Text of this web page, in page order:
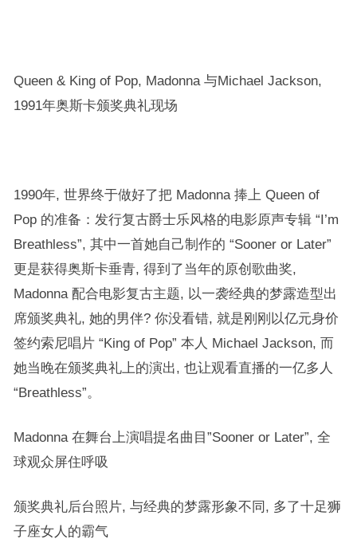
Queen & King of Pop, Madonna 与Michael Jackson,
1991年奥斯卡颁奖典礼现场
1990年, 世界终于做好了把 Madonna 捧上 Queen of
Pop 的准备： 发行复古爵士乐风格的电影原声专辑 “I’m
Breathless”, 其中一首她自己制作的 “Sooner or Later”
更是获得奥斯卡垂青, 得到了当年的原创歌曲奖,
Madonna 配合电影复古主题, 以一袭经典的梦露造型出
席颁奖典礼, 她的男伴? 你没看错, 就是刚刚以亿元身价
签约索尼唱片 “King of Pop” 本人 Michael Jackson, 而
她当晚在颁奖典礼上的演出, 也让观看直播的一亿多人
“Breathless”。
Madonna 在舞台上演唱提名曲目”Sooner or Later”, 全
球观众屏住呼吸
颁奖典礼后台照片, 与经典的梦露形象不同, 多了十足狮
子座女人的霸气